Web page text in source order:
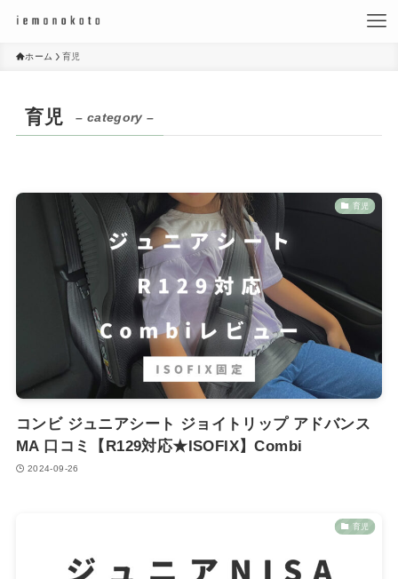
ホーム 育児
育児 – category –
育児
コンビ ジュニアシート ジョイトリップ アドバンス
MA 口コミ【R129対応★ISOFIX】Combi
2024-09-26
育児